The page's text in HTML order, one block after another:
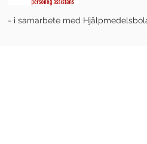
- i samarbete med